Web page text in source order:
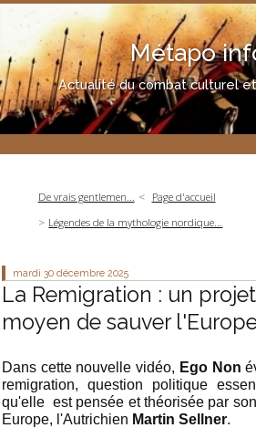
Métapo
Actualité du combat culturel
De vrais gentlemen...
Page d'accueil
Légendes de la mythologie nordique...
mardi 30 décembre 2025
La Remigration : un
moyen de sauver
Dans cette nouvelle vidéo, Ego Non
remigration, question politique
qu'elle est pensée et théorisée par
Europe, l'Autrichien Martin Sellner.